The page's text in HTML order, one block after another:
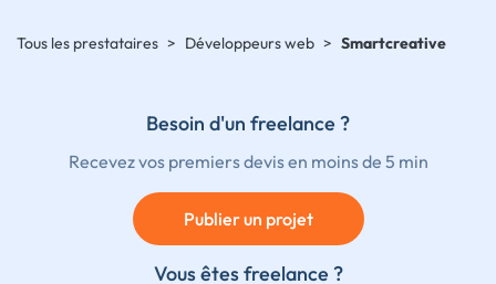
Tous les prestataires > Développeurs web > Smartcreative
Besoin d'un freelance ?
Recevez vos premiers devis en moins de 5 min
Publier un projet
Vous êtes freelance ?